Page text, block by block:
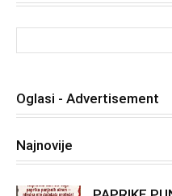
Oglasi - Advertisement
Najnovije